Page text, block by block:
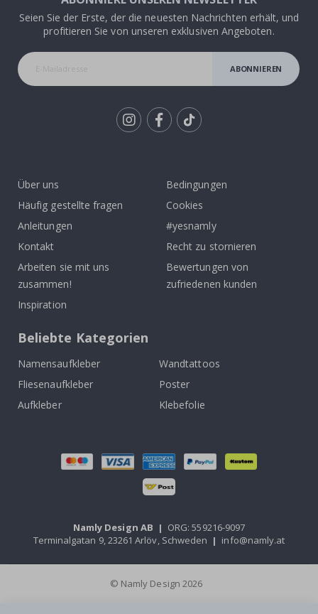
Seien Sie der Erste, der die neuesten Nachrichten erhält, und
profitieren Sie von unseren exklusiven Angeboten.
ABONNIEREN
Über uns
Häufig gestellte fragen
Anleitungen
Kontakt
Arbeiten sie mit uns
zusammen!
Inspiration
Bedingungen
Cookies
#yesnamly
Recht zu stornieren
Bewertungen von
zufriedenen kunden
Beliebte Kategorien
Namensaufkleber
Wandtattoos
Fliesenaufkleber
Poster
Aufkleber
Klebefolie
Namly Design AB | ORG: 559216-9097
Terminalgatan 9, 23261 Arlöv, Schweden | info@namly.at
© Namly Design 2026